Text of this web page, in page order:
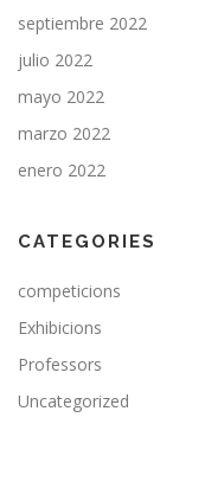
septiembre 2022
julio 2022
mayo 2022
marzo 2022
enero 2022
CATEGORIES
competicions
Exhibicions
Professors
Uncategorized